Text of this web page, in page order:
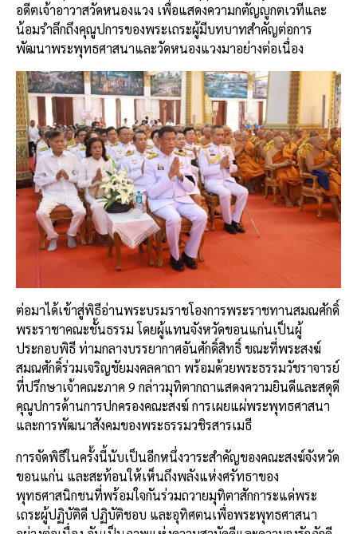
อดีตเจ้าอาวาสวัดหนองแวง เพื่อแสดงความกตัญญูกตเวทีและ
น้อมรำลึกถึงคุณูปการของพระเถระผู้มีบทบาทสำคัญต่อการ
พัฒนาพระพุทธศาสนาและวัดหนองแวงมาอย่างต่อเนื่อง
ต่อมาได้เข้าสู่พิธีอ่านพระบรมราชโองการพระราชทานสมณศักดิ์
พระราชาคณะชั้นธรรม โดยผู้แทนจังหวัดขอนแก่นเป็นผู้
ประกอบพิธี ท่ามกลางบรรยากาศอันศักดิ์สิทธิ์ ขณะที่พระสงฆ์
สมณศักดิ์ร่วมเจริญชัยมงคลคาถา พร้อมด้วยพระธรรมวัชราจารย์
ที่ปรึกษาเจ้าคณะภาค 9 กล่าวมุทิตากถาแสดงความยินดีและสดุดี
คุณูปการด้านการปกครองคณะสงฆ์ การเผยแผ่พระพุทธศาสนา
และการพัฒนาสังคมของพระธรรมวชิรสารเมธี
การจัดพิธีในครั้งนี้นับเป็นอีกหนึ่งวาระสำคัญของคณะสงฆ์จังหวัด
ขอนแก่น และสะท้อนให้เห็นถึงพลังแห่งศรัทธาของ
พุทธศาสนิกชนที่พร้อมใจกันร่วมถวายมุทิตาสักการะแด่พระ
เถระผู้ปฏิบัติดี ปฏิบัติชอบ และอุทิศตนเพื่อพระพุทธศาสนา